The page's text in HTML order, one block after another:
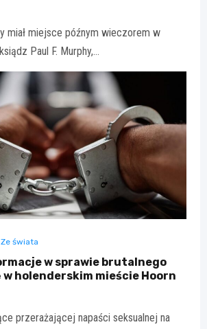
miał miejsce późnym wieczorem w
Paul F. Murphy,…
Ze świata
w sprawie brutalnego
w holenderskim mieście Hoorn
przerażającej napaści seksualnej na